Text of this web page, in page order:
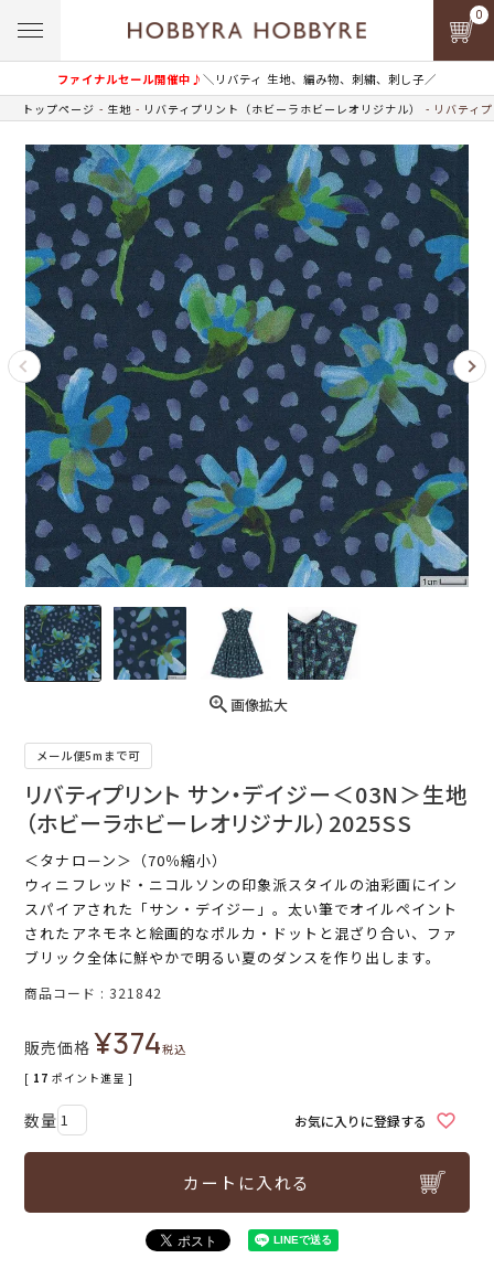
ファイナルセール開催中♪＼リバティ 生地、編み物、刺繍、刺し子／
0
トップページ 生地 リバティプリント（ホビーラホビーレオリジナル） リバティ
画像拡大
メール便5mまで可
リバティプリント サン・デイジー＜03N＞生地
（ホビーラホビーレオリジナル）2025SS
＜タナローン＞（70％縮小）
ウィニフレッド・ニコルソンの印象派スタイルの油彩画にイン
スパイアされた「サン・デイジー」。太い筆でオイルペイント
されたアネモネと絵画的なポルカ・ドットと混ざり合い、ファ
ブリック全体に鮮やかで明るい夏のダンスを作り出します。
商品コード 321842
販売価格 ¥374税込
[ 17 ポイント進呈 ]
お気に入りに登録する
カートに入れる